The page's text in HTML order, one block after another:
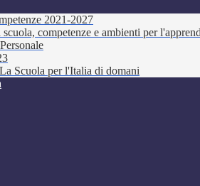
2021-2027
competenze e ambienti per
Scuola per l'Italia di domani